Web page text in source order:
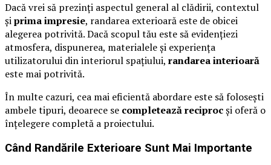
Dacă vrei să prezinți aspectul general al clădirii, contextul
șiprima impresie, randarea exterioară este de obicei
alegerea potrivită. Dacă scopul tău este să evidențiezi
atmosfera, dispunerea, materialele și experiența
utilizatorului din interiorul spațiului, randarea interioară
este mai potrivită.
În multe cazuri, cea mai eficientă abordare este să folosești
ambele tipuri, deoarece se completează reciprocși oferă o
înțelegere completă a proiectului.
Când Randările Exterioare Sunt Mai Importante